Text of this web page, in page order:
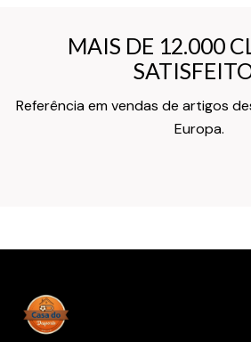
MAIS DE 12.000
Referência em vendas de artigos
Europa.
MAIS DE 12.000
Texto do Verso do Cartão